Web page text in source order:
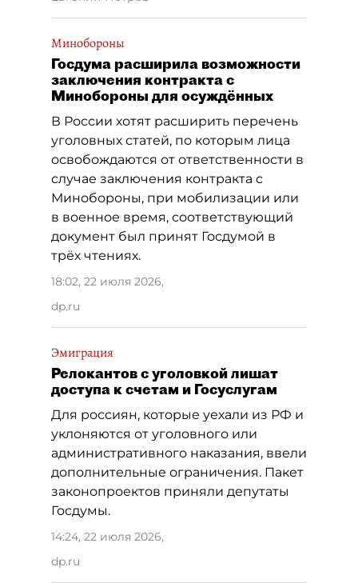
Минобороны
Госдума расширила возможности
заключения контракта с
Минобороны для осуждённых
В России хотят расширить перечень
уголовных статей, по которым лица
освобождаются от ответственности в
случае заключения контракта с
Минобороны, при мобилизации или
в военное время, соответствующий
документ был принят Госдумой в
трёх чтениях.
18:02, 22 июля 2026,
dp.ru
Эмиграция
Релокантов с уголовкой лишат
доступа к счетам и Госуслугам
Для россиян, которые уехали из РФ и
уклоняются от уголовного или
административного наказания, ввели
дополнительные ограничения. Пакет
законопроектов приняли депутаты
Госдумы.
14:24, 22 июля 2026,
dp.ru